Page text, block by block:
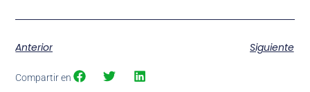
Anterior Siguiente
Compartir en